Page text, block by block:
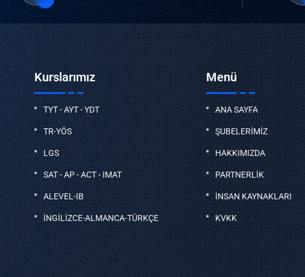
Kurslarımız
TYT - AYT - YDT
TR-YÖS
LGS
SAT - AP - ACT - IMAT
ALEVEL-IB
İNGİLİZCE-ALMANCA-TÜRKÇE
Menü
ANA SAYFA
ŞUBELERİMİZ
HAKKIMIZDA
PARTNERLİK
İNSAN KAYNAKLARI
KVKK